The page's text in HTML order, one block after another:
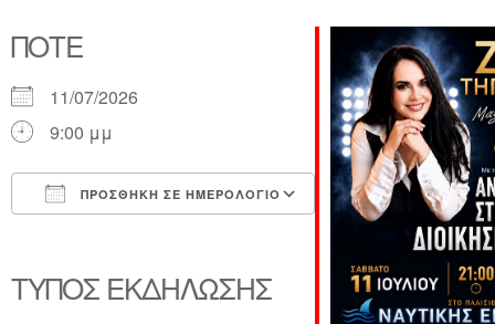
ΠΌΤΕ
11/07/2026
9:00 μμ
ΠΡΟΣΘΉΚΗ ΣΕ ΗΜΕΡΟΛΌΓΙΟ
ΤΎΠΟΣ ΕΚΔΉΛΩΣΗΣ